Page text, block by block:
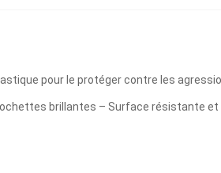
pour le protéger contre les
brillantes – Surface résistante et